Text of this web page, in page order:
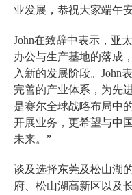
业发展，恭祝大家端午
John在致辞中表示，亚
办公与生产基地的落成
入新的发展阶段。John
完善的产业体系，为先
是赛尔全球战略布局中
开展业务，更希望与中
未来。”
谈及选择东莞及松山湖
府、松山湖高新区以及